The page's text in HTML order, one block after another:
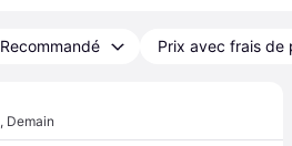
Recommandé Prix avec frais de
, Demain